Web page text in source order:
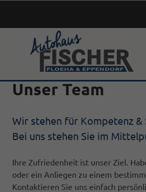
Unser Team
Wir stehen für Kompetenz &
Bei uns stehen Sie im
Ihre Zufriedenheit ist unser Ziel.
oder ein Anliegen zu einem
Kontaktieren Sie uns einfach